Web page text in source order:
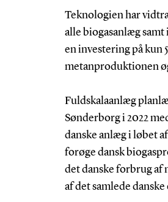
Teknologien har
alle biogasanlæg
en investering på kun
metanproduktionen
Fuldskalaanlæg
Sønderborg i 2022
danske anlæg i løbet
forøge dansk
det danske forbrug af
af det samlede